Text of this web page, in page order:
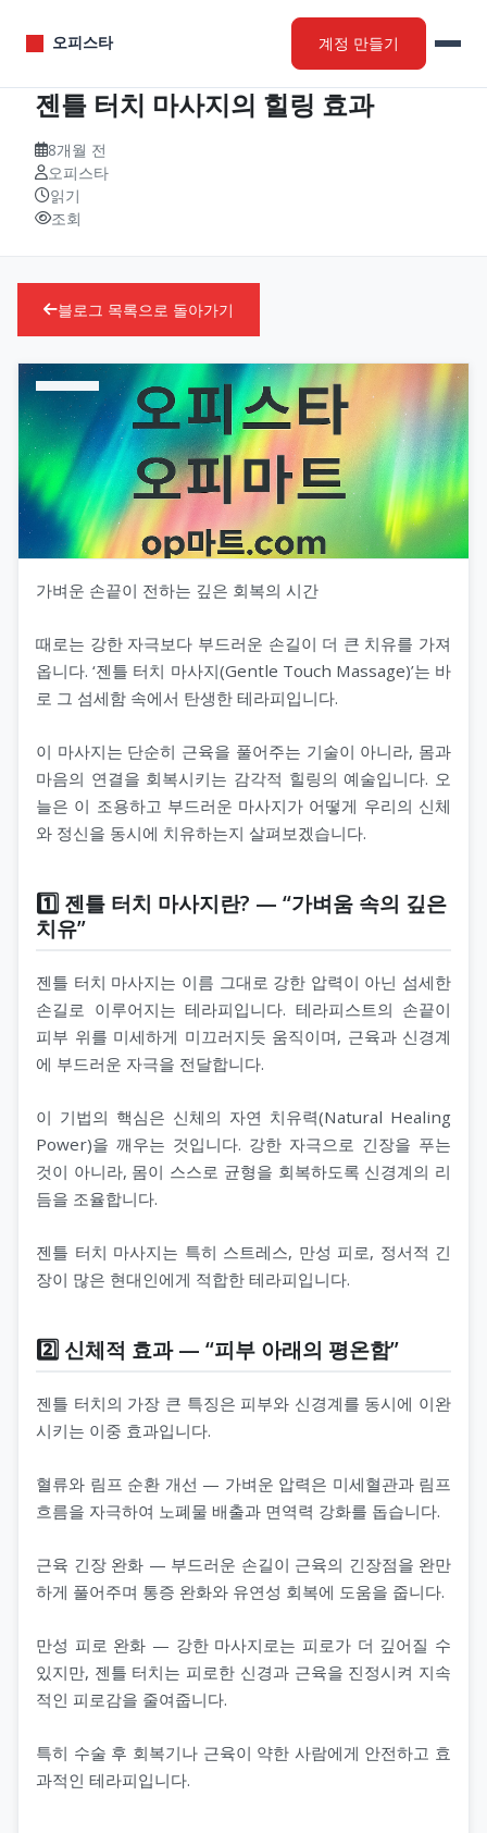
오피스타 계정 만들기
젠틀 터치 마사지의 힐링 효과
8개월 전
오피스타
읽기
조회
블로그 목록으로 돌아가기
가벼운 손끝이 전하는 깊은 회복의 시간
때로는 강한 자극보다 부드러운 손길이 더 큰 치유를 가져
옵니다. ‘젠틀 터치 마사지(Gentle Touch Massage)’는 바
로 그 섬세함 속에서 탄생한 테라피입니다.
이 마사지는 단순히 근육을 풀어주는 기술이 아니라, 몸과
마음의 연결을 회복시키는 감각적 힐링의 예술입니다. 오
늘은 이 조용하고 부드러운 마사지가 어떻게 우리의 신체
와 정신을 동시에 치유하는지 살펴보겠습니다.
1️⃣ 젠틀 터치 마사지란? — “가벼움 속의 깊은
치유”
젠틀 터치 마사지는 이름 그대로 강한 압력이 아닌 섬세한
손길로 이루어지는 테라피입니다. 테라피스트의 손끝이
피부 위를 미세하게 미끄러지듯 움직이며, 근육과 신경계
에 부드러운 자극을 전달합니다.
이 기법의 핵심은 신체의 자연 치유력(Natural Healing
Power)을 깨우는 것입니다. 강한 자극으로 긴장을 푸는
것이 아니라, 몸이 스스로 균형을 회복하도록 신경계의 리
듬을 조율합니다.
젠틀 터치 마사지는 특히 스트레스, 만성 피로, 정서적 긴
장이 많은 현대인에게 적합한 테라피입니다.
2️⃣ 신체적 효과 — “피부 아래의 평온함”
젠틀 터치의 가장 큰 특징은 피부와 신경계를 동시에 이완
시키는 이중 효과입니다.
혈류와 림프 순환 개선 — 가벼운 압력은 미세혈관과 림프
흐름을 자극하여 노폐물 배출과 면역력 강화를 돕습니다.
근육 긴장 완화 — 부드러운 손길이 근육의 긴장점을 완만
하게 풀어주며 통증 완화와 유연성 회복에 도움을 줍니다.
만성 피로 완화 — 강한 마사지로는 피로가 더 깊어질 수
있지만, 젠틀 터치는 피로한 신경과 근육을 진정시켜 지속
적인 피로감을 줄여줍니다.
특히 수술 후 회복기나 근육이 약한 사람에게 안전하고 효
과적인 테라피입니다.